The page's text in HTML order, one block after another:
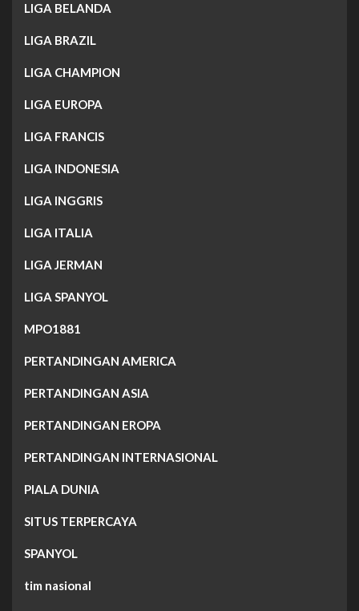
LIGA BELANDA
LIGA BRAZIL
LIGA CHAMPION
LIGA EUROPA
LIGA FRANCIS
LIGA INDONESIA
LIGA INGGRIS
LIGA ITALIA
LIGA JERMAN
LIGA SPANYOL
MPO1881
PERTANDINGAN AMERICA
PERTANDINGAN ASIA
PERTANDINGAN EROPA
PERTANDINGAN INTERNASIONAL
PIALA DUNIA
SITUS TERPERCAYA
SPANYOL
tim nasional